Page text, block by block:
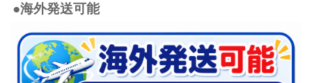
●海外発送可能